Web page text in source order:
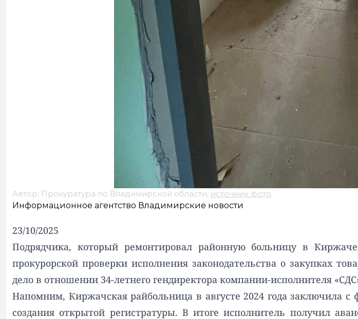
Автор: Прокуратура по Владимирской области, источник фото.
Информационное агентство Владимирские новости
23/10/2025
Подрядчика, который ремонтировал районную больницу в
прокурорской проверки исполнения законодательства о закупках
дело в отношении 34-летнего гендиректора компании-исполнителя
Напомним, Киржачская райбольница в августе 2024 года заключила
создания открытой регистратуры. В итоге исполнитель получил